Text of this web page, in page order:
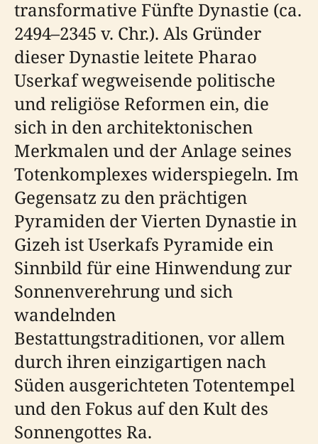
transformative Fünfte Dynastie (ca.
2494–2345 v. Chr.). Als Gründer
dieser Dynastie leitete Pharao
Userkaf wegweisende politische
und religiöse Reformen ein, die
sich in den architektonischen
Merkmalen und der Anlage seines
Totenkomplexes widerspiegeln. Im
Gegensatz zu den prächtigen
Pyramiden der Vierten Dynastie in
Gizeh ist Userkafs Pyramide ein
Sinnbild für eine Hinwendung zur
Sonnenverehrung und sich
wandelnden
Bestattungstraditionen, vor allem
durch ihren einzigartigen nach
Süden ausgerichteten Totentempel
und den Fokus auf den Kult des
Sonnengottes Ra.